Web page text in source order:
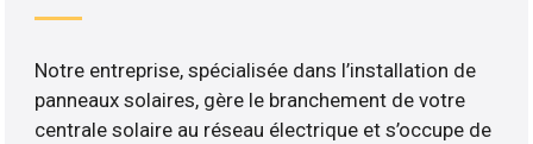
Notre entreprise, spécialisée dans l’installation de
panneaux solaires, gère le branchement de votre
centrale solaire au réseau électrique et s’occupe de